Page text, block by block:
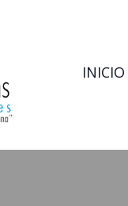
INICIO